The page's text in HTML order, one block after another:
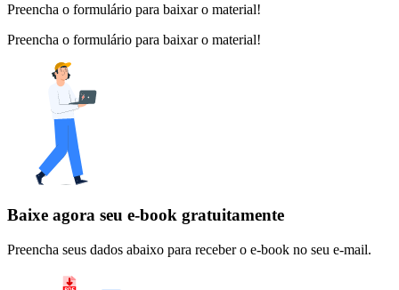
Preencha o formulário para baixar o material!
Preencha o formulário para baixar o material!
Baixe agora seu e-book gratuitamente
Preencha seus dados abaixo para receber o e-book no seu e-mail.